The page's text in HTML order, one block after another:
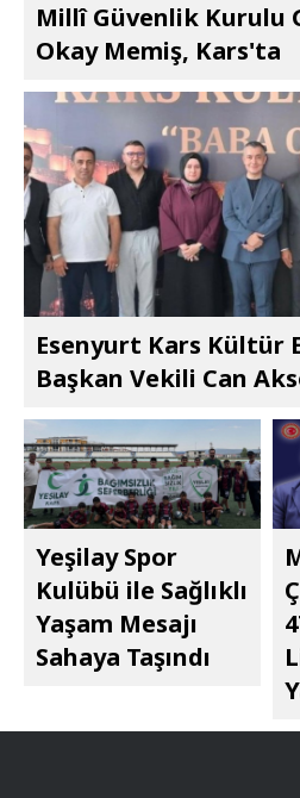
Millî Güvenlik Kurulu
Okay Memiş, Kars'ta
Esenyurt Kars Kültür
Başkan Vekili Can
Yeşilay Spor
Kulübü ile Sağlıklı
Yaşam Mesajı
Sahaya Taşındı